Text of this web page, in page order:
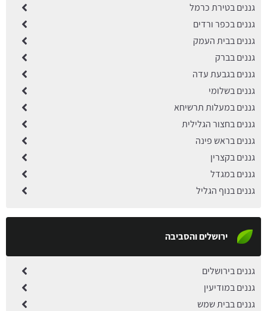
גננים בטירת כרמל
גננים בכפר ורדים
גננים בבית העמק
גננים בברק
גננים בגבעת עדה
גננים בשלומי
גננים במעלות תרשיחא
גננים בחצור הגלילית
גננים בראש פינה
גננים בקצרין
גננים במגדל
גננים בנוף הגליל
ירושלים והסביבה
גננים בירושלים
גננים במודיעין
גננים בבית שמש